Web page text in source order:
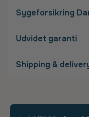
Stelbredde:
Glasbredde:
Glashøjde:
Materiale:Mixed
Sygeforsikring
Udvidet garanti
Shipping &
Leveringtid: 5-10